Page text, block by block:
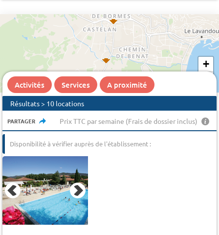
+
Activités Services A proximité
Résultats > 10 locations
PARTAGER Prix TTC par semaine (Frais de dossier inclus)
Disponibilité à vérifier auprès de l'établissement :